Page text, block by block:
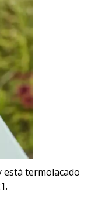
está termolacado